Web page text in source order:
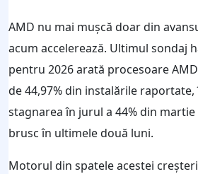
AMD nu mai mușcă doar din
acum accelerează. Ultimul sondaj
pentru 2026 arată procesoare
de 44,97% din instalările
stagnarea în jurul a 44% din
brusc în ultimele două luni.
Motorul din spatele acestei creșteri